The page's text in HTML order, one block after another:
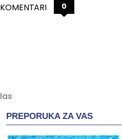
KOMENTARI 0
PREPORUKA ZA VAS